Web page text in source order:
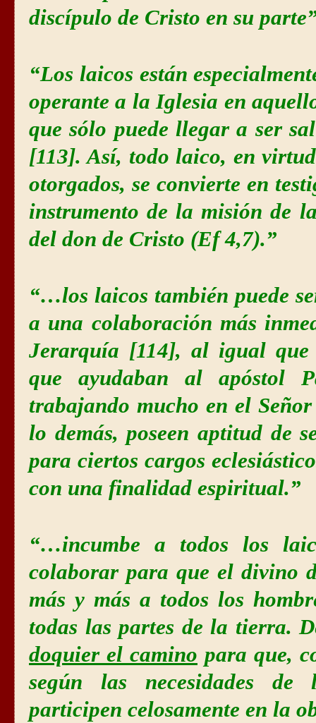
discípulo de Cristo en su
“Los laicos están
operante a la Iglesia en
que sólo puede llegar a ser
[113]. Así, todo laico, en
otorgados, se convierte en
instrumento de la misión de
del don de Cristo (Ef 4,7).”
“…los laicos también puede
a una colaboración más
Jerarquía [114], al igual que
que ayudaban al apóstol
trabajando mucho en el
lo demás, poseen aptitud de
para ciertos cargos
con una finalidad espiritual.”
“…incumbe a todos los
colaborar para que el divino
más y más a todos los
todas las partes de la tierra.
doquier el camino para que,
según las necesidades de
participen celosamente en la